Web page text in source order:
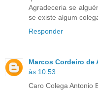
Agradeceria se
se existe algum
Responder
Marcos Cordeiro de
às 10:53
Caro Colega Antonio